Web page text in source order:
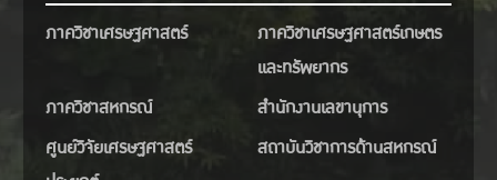
ภาควิชาเศรษฐศาสตร์
ภาควิชาเศรษฐศาสตร์เกษตร
และทรัพยากร
ภาควิชาสหกรณ์
สำนักงานเลขานุการ
ศูนย์วิจัยเศรษฐศาสตร์
สถาบันวิชาการด้านสหกรณ์